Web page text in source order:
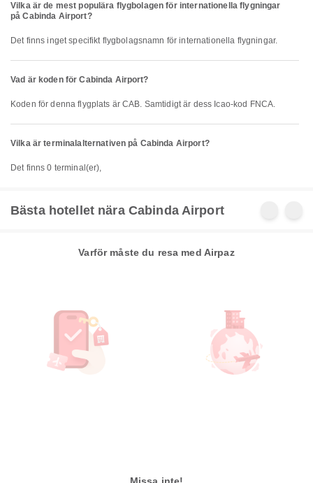
Vilka är de mest populära flygbolagen för internationella flygningar
på Cabinda Airport?
Det finns inget specifikt flygbolagsnamn för internationella flygningar.
Vad är koden för Cabinda Airport?
Koden för denna flygplats är CAB. Samtidigt är dess Icao-kod FNCA.
Vilka är terminalalternativen på Cabinda Airport?
Det finns 0 terminal(er),
Bästa hotellet nära Cabinda Airport
Varför måste du resa med Airpaz